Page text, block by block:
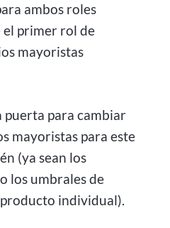
ambos roles
el primer rol de
mayoristas
puerta para cambiar
mayoristas para este
(ya sean los
los umbrales de
individual).